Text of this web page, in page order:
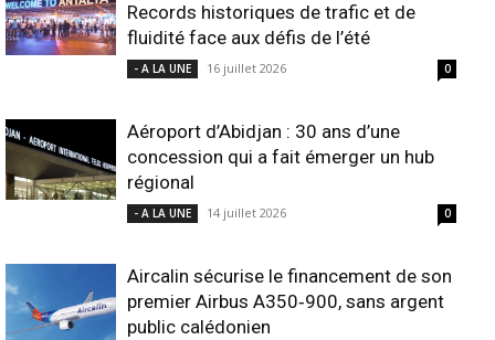
Records historiques de trafic et de
fluidité face aux défis de l’été
- A LA UNE 16 juillet 2026 0
Aéroport d’Abidjan : 30 ans d’une
concession qui a fait émerger un hub
régional
- A LA UNE 14 juillet 2026 0
Aircalin sécurise le financement de son
premier Airbus A350‑900, sans argent
public calédonien